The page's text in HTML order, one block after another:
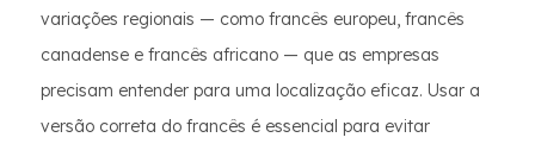
variações regionais — como francês europeu, francês
canadense e francês africano — que as empresas
precisam entender para uma localização eficaz. Usar a
versão correta do francês é essencial para evitar